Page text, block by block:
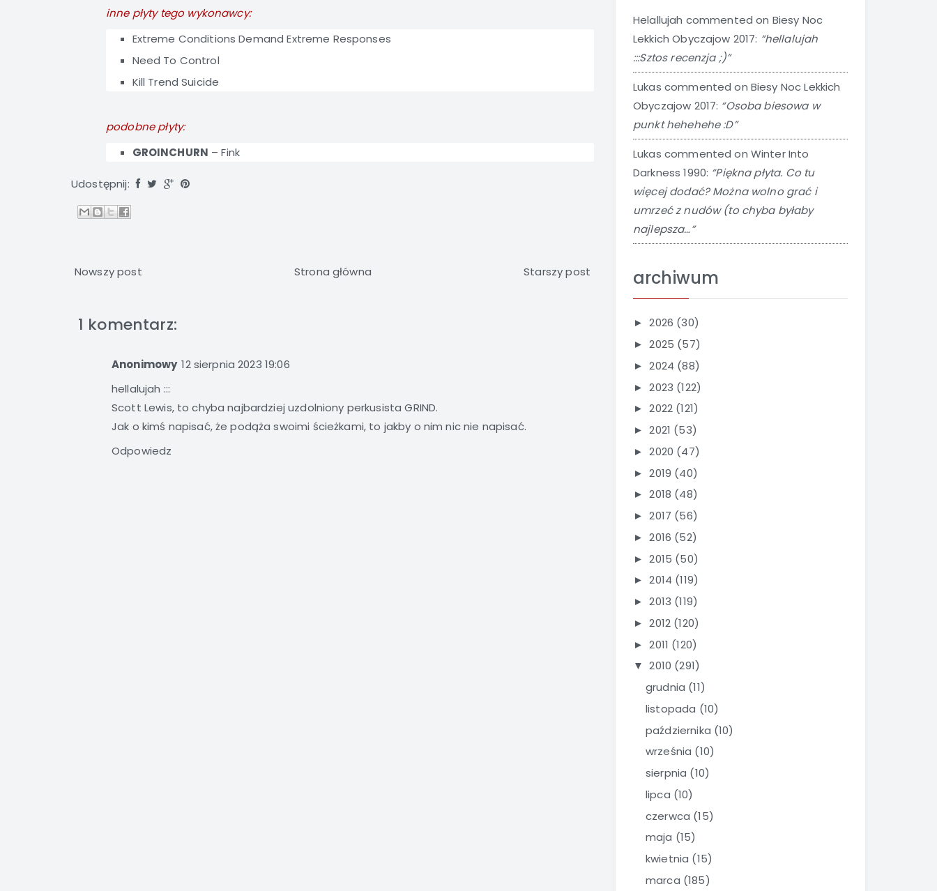
inne płyty tego wykonawcy:
Extreme Conditions Demand Extreme Responses
Need To Control
Kill Trend Suicide
podobne płyty:
GROINCHURN –Fink
Udostępnij:
Nowszy post Starszy post
Strona główna
1 komentarz:
Anonimowy 12 sierpnia 2023 19:06
hellalujah :::
Scott Lewis, to chyba najbardziej uzdolniony perkusista GRIND.
Jak o kimś napisać, że podąża swoimi ścieżkami, to jakby o nim nic nie napisać.
Odpowiedz
Helallujah commented on Biesy Noc
Lekkich Obyczajow 2017: “hellalujah
:::Sztos recenzja ;)”
Lukas commented on Biesy Noc Lekkich
Obyczajow 2017: “Osoba biesowa w
punkt hehehehe :D”
Lukas commented on Winter Into
Darkness 1990: “Piękna płyta. Co tu
więcej dodać? Można wolno grać i
umrzeć z nudów (to chyba byłaby
najlepsza…”
archiwum
► 2026 (30)
► 2025 (57)
► 2024 (88)
► 2023 (122)
► 2022 (121)
► 2021 (53)
► 2020 (47)
► 2019 (40)
► 2018 (48)
► 2017 (56)
► 2016 (52)
► 2015 (50)
► 2014 (119)
► 2013 (119)
► 2012 (120)
► 2011 (120)
▼ 2010 (291)
grudnia (11)
listopada (10)
października (10)
września (10)
sierpnia (10)
lipca (10)
czerwca (15)
maja (15)
kwietnia (15)
marca (185)